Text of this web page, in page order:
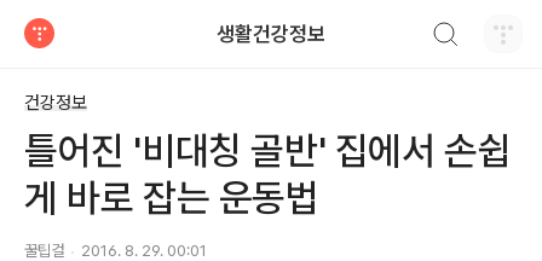
생활건강정보
건강정보
틀어진 '비대칭 골반' 집에서 손쉽
게 바로 잡는 운동법
꿀팁걸 2016. 8. 29. 00:01